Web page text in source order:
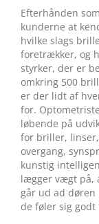
Efterhånden
kunderne at
hvilke slags
foretrækker, og
styrker, der er
omkring 500
er der lidt af
for.
løbende på
for briller,
overgang,
kunstig
lægger vægt på,
går ud ad
de føler sig godt